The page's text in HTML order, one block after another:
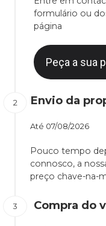
formulário ou
página
Peça a sua
Envio da
Até 07/08/2026
Pouco tempo
connosco, a
preço chave-na-
Compra do